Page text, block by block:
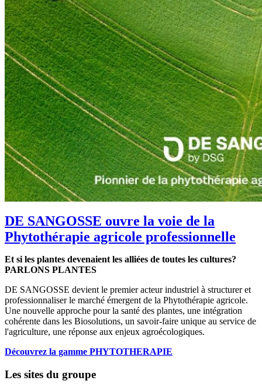
DE SANGOSSE ouvre la voie de la
Phytothérapie agricole professionnelle
Et si les plantes devenaient les alliées de toutes les cultures?
PARLONS PLANTES
DE SANGOSSE devient le premier acteur industriel à structurer et
professionnaliser le marché émergent de la Phytothérapie agricole.
Une nouvelle approche pour la santé des plantes, une intégration
cohérente dans les Biosolutions, un savoir-faire unique au service de
l'agriculture, une réponse aux enjeux agroécologiques.
Découvrez la gamme PHYTOTHERAPIE
Les sites du groupe